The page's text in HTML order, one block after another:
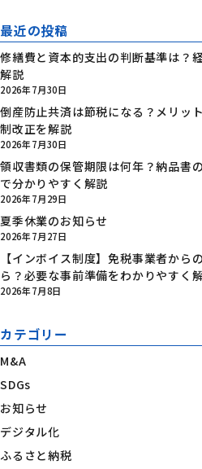
最近の投稿
修繕費と資本的支出の判断基準は？
解説
2026年7月30日
倒産防止共済は節税になる？メリッ
制改正を解説
2026年7月30日
領収書類の保管期限は何年？納品書
で分かりやすく解説
2026年7月29日
夏季休業のお知らせ
2026年7月27日
【インボイス制度】免税事業者から
ら？必要な事前準備をわかりやすく
2026年7月8日
カテゴリー
M&A
SDGs
お知らせ
デジタル化
ふるさと納税